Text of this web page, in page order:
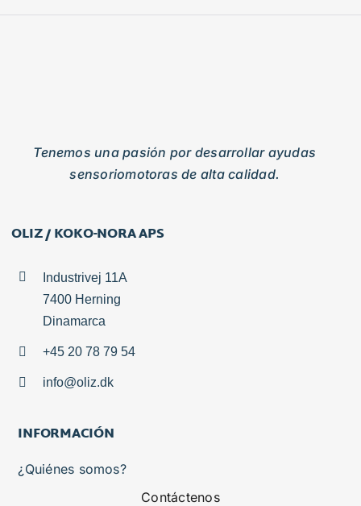
Tenemos una pasión por desarrollar ayudas
sensoriomotoras de alta calidad.
OLIZ / KOKO-NORA APS
Industrivej 11A
7400 Herning
Dinamarca
+45 20 78 79 54
info@oliz.dk
INFORMACIÓN
¿Quiénes somos?
Contáctenos